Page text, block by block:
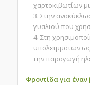
χαρτοκιβωτίων
Στην
γυαλιού που
Στη
υπολειμμάτων
την παραγωγή
Φροντίδα για έναν